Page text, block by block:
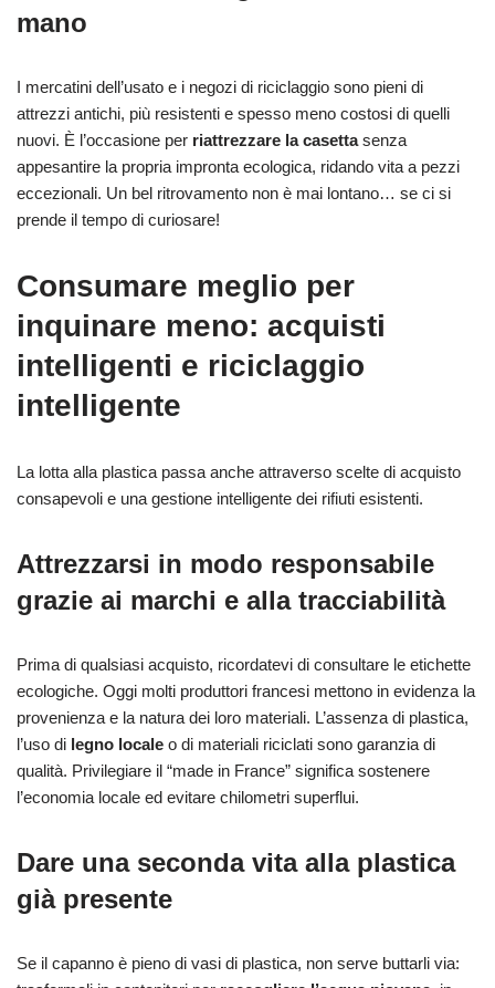
mano
I mercatini dell’usato e i negozi di riciclaggio sono pieni di
attrezzi antichi, più resistenti e spesso meno costosi di quelli
nuovi. È l’occasione per riattrezzare la casettasenza
appesantire la propria impronta ecologica, ridando vita a pezzi
eccezionali. Un bel ritrovamento non è mai lontano… se ci si
prende il tempo di curiosare!
Consumare meglio per
inquinare meno: acquisti
intelligenti e riciclaggio
intelligente
La lotta alla plastica passa anche attraverso scelte di acquisto
consapevoli e una gestione intelligente dei rifiuti esistenti.
Attrezzarsi in modo responsabile
grazie ai marchi e alla tracciabilità
Prima di qualsiasi acquisto, ricordatevi di consultare le etichette
ecologiche. Oggi molti produttori francesi mettono in evidenza la
provenienza e la natura dei loro materiali. L’assenza di plastica,
l’uso di legno locale o di materiali riciclati sono garanzia di
qualità. Privilegiare il “made in France” significa sostenere
l’economia locale ed evitare chilometri superflui.
Dare una seconda vita alla plastica
già presente
Se il capanno è pieno di vasi di plastica, non serve buttarli via: